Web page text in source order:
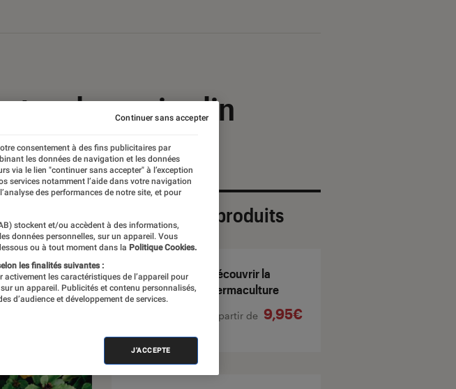
de son jardin
Sélection de produits
Découvrir la
permaculture
À partir de 9,95€
consentement à des fins publicitaires par
les données de navigation et les données
via le lien "continuer sans accepter" à l’exception
services notamment l’aide dans votre navigation
des performances de notre site, et pour
stockent et/ou accèdent à des informations,
données personnelles, sur un appareil. Vous
ou à tout moment dans la Politique Cookies.
les finalités suivantes :
les caractéristiques de l’appareil pour
un appareil. Publicités et contenu personnalisés,
d’audience et développement de services.
J'ACCEPTE
Continuer sans accepter